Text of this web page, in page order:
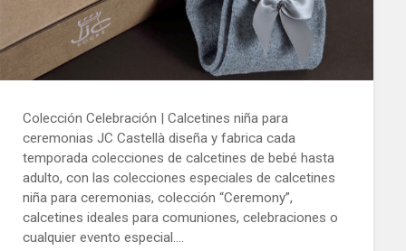
Colección Celebración | Calcetines niña para
ceremonias JC Castellà diseña y fabrica cada
temporada colecciones de calcetines de bebé hasta
adulto, con las colecciones especiales de calcetines
niña para ceremonias, colección “Ceremony”,
calcetines ideales para comuniones, celebraciones o
cualquier evento especial….